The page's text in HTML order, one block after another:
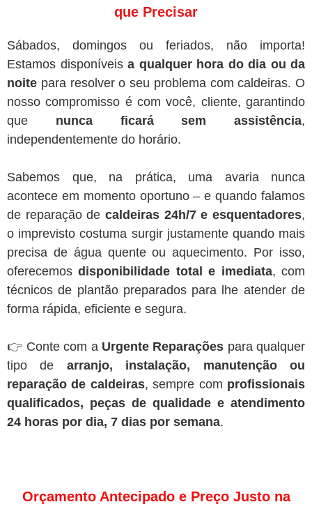
que Precisar
Sábados, domingos ou feriados, não importa!
Estamos disponíveis a qualquer hora do dia ou da
noite para resolver o seu problema com caldeiras. O
nosso compromisso é com você, cliente, garantindo
que nunca ficará sem assistência,
independentemente do horário.
Sabemos que, na prática, uma avaria nunca
acontece em momento oportuno – e quando falamos
de reparação de caldeiras 24h/7 e esquentadores,
o imprevisto costuma surgir justamente quando mais
precisa de água quente ou aquecimento. Por isso,
oferecemosdisponibilidade total e imediata, com
técnicos de plantão preparados para lhe atender de
forma rápida, eficiente e segura.
👉 Conte com a Urgente Reparações para qualquer
tipo de arranjo, instalação, manutenção ou
reparação de caldeiras, sempre com profissionais
qualificados, peças de qualidade e atendimento
24 horas por dia, 7 dias por semana.
Orçamento Antecipado e Preço Justo na